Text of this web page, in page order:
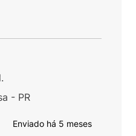
Enviado há 5 meses
- PR